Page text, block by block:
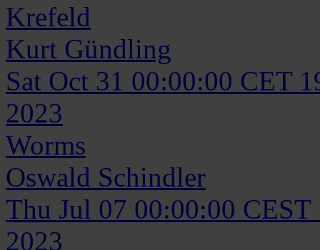
Krefeld
Kurt Gündling
Sat Oct 31 00:00:00 CET
2023
Worms
Oswald Schindler
Thu Jul 07 00:00:00 CEST
2023